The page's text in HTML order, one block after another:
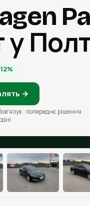
→
· попереднє рішення